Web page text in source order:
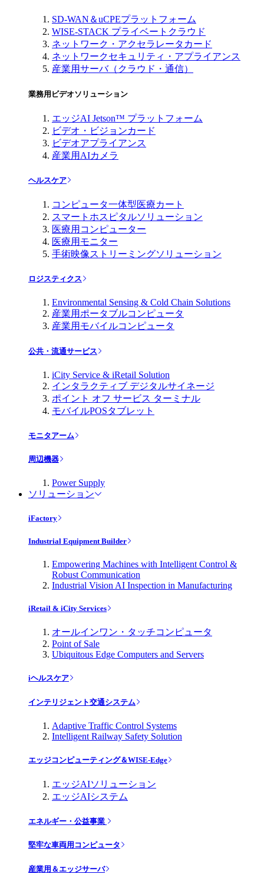
SD-WAN＆uCPEプラットフォーム
WISE-STACK プライベートクラウド
ネットワーク・アクセラレータカード
ネットワークセキュリティ・アプライアンス
産業用サーバ（クラウド・通信）
業務用ビデオソリューション
エッジAI Jetson™ プラットフォーム
ビデオ・ビジョンカード
ビデオアプライアンス
産業用AIカメラ
ヘルスケア
コンピュータ一体型医療カート
スマートホスピタルソリューション
医療用コンピューター
医療用モニター
手術映像ストリーミングソリューション
ロジスティクス
Environmental Sensing & Cold Chain Solutions
産業用ポータブルコンピュータ
産業用モバイルコンピュータ
公共・流通サービス
iCity Service & iRetail Solution
インタラクティブ デジタルサイネージ
ポイント オフ サービス ターミナル
モバイルPOSタブレット
モニタアーム
周辺機器
Power Supply
ソリューション
iFactory
Industrial Equipment Builder
Empowering Machines with Intelligent Control &
Robust Communication
Industrial Vision AI Inspection in Manufacturing
iRetail & iCity Services
オールインワン・タッチコンピュータ
Point of Sale
Ubiquitous Edge Computers and Servers
iヘルスケア
インテリジェント交通システム
Adaptive Traffic Control Systems
Intelligent Railway Safety Solution
エッジコンピューティング＆WISE-Edge
エッジAIソリューション
エッジAIシステム
エネルギー・公益事業
堅牢な車両用コンピュータ
産業用＆エッジサーバ